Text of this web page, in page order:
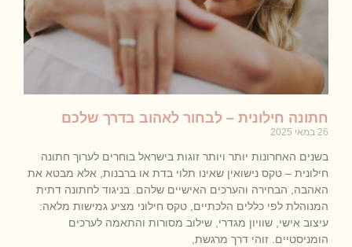
חתונה חילונית – לבחור לאהוב בדרך שלכם
26 במאי 2025
בשנים האחרונות יותר ויותר זוגות בישראל בוחרים לערוך חתונה
חילונית – טקס נישואין שאינו תלוי בדת או ברבנות, אלא מבטא את
האהבה, הבחירה והערכים האישיים שלהם. בניגוד לחתונה דתית
המנוהלת לפי כללים הלכתיים, טקס חילוני מציע גמישות מלאה:
עיצוב אישי, שוויון מגדרי, שילוב מסורות והתאמה לערכים
הומניסטיים. זוהי דרך מרגשת,